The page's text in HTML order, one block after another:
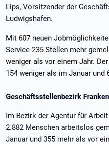
Lips, Vorsitzender der
Ludwigshafen.
Mit 607 neuen
Service 235 Stellen mehr
weniger als vor einem Jahr.
154 weniger als im Januar und
Geschäftsstellenbezirk
Im Bezirk der Agentur für
2.882 Menschen arbeitslos
Januar und 355 mehr als vor